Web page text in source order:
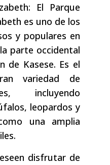
El Parque
es uno de los
y populares en
parte occidental
de Kasese. Es el
variedad de
incluyendo
leopardos y
una amplia
disfrutar de